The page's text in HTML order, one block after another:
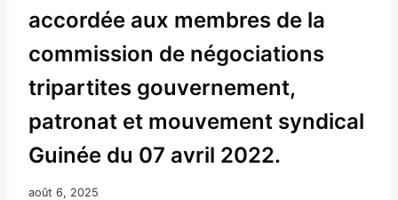
accordée aux membres de la
commission de négociations
tripartites gouvernement,
patronat et mouvement syndical
Guinée du 07 avril 2022.
août 6, 2025